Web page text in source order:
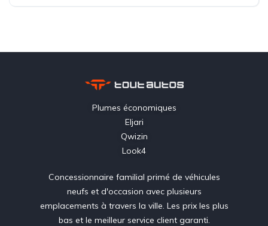
Plumes économiques
Eljari
Qwizin
Look4
Concessionnaire familial primé de véhicules
neufs et d'occasion avec plusieurs
emplacements à travers la ville. Les prix les plus
bas et le meilleur service client garanti.